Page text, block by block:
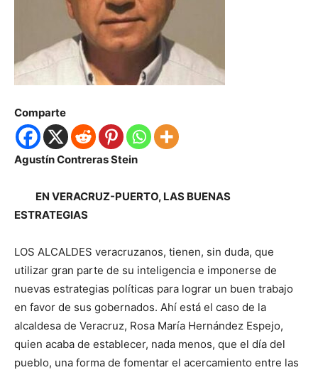
Comparte
Agustín Contreras Stein
EN VERACRUZ-PUERTO, LAS BUENAS
ESTRATEGIAS
LOS ALCALDES veracruzanos, tienen, sin duda, que
utilizar gran parte de su inteligencia e imponerse de
nuevas estrategias políticas para lograr un buen trabajo
en favor de sus gobernados. Ahí está el caso de la
alcaldesa de Veracruz, Rosa María Hernández Espejo,
quien acaba de establecer, nada menos, que el día del
pueblo, una forma de fomentar el acercamiento entre las